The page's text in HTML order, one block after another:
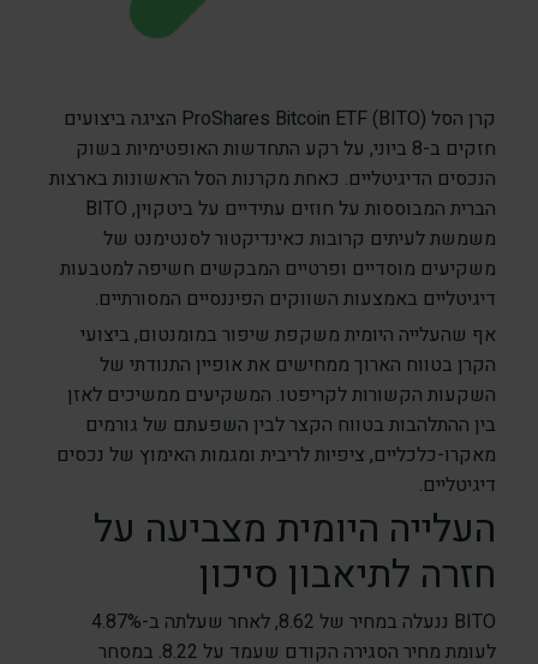
קרן הסל ProShares Bitcoin ETF (BITO) הציגה ביצועים
חזקים ב-8 ביוני, על רקע התחדשות האופטימיות בשוק
הנכסים הדיגיטליים. כאחת מקרנות הסל הראשונות בארצות
הברית המבוססות על חוזים עתידיים על ביטקוין, BITO
משמשת לעיתים קרובות כאינדיקטור לסנטימנט של
משקיעים מוסדיים ופרטיים המבקשים חשיפה למטבעות
דיגיטליים באמצעות השווקים הפיננסיים המסורתיים.
אף שהעלייה היומית משקפת שיפור במומנטום, ביצועי
הקרן בטווח הארוך ממחישים את אופיין התנודתי של
השקעות הקשורות לקריפטו. המשקיעים ממשיכים לאזן
בין ההתלהבות בטווח הקצר לבין השפעתם של גורמים
מאקרו-כלכליים, ציפיות לריבית ומגמות האימוץ של נכסים
דיגיטליים.
העלייה היומית מצביעה על
חזרה לתיאבון סיכון
BITO ננעלה במחיר של 8.62, לאחר שעלתה ב-4.87%
לעומת מחיר הסגירה הקודם שעמד על 8.22. במסחר